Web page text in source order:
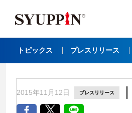
トピックス プレスリリース
2015年11月12日 プレスリリース